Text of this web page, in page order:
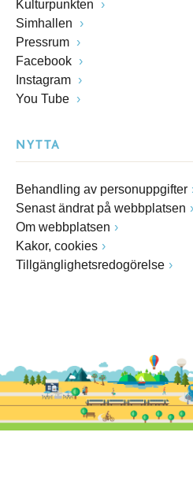
Kulturpunkten
Simhallen
Pressrum
Facebook
Instagram
You Tube
NYTTA
Behandling av personuppgifter
Senast ändrat på webbplatsen
Om webbplatsen
Kakor, cookies
Tillgänglighetsredogörelse